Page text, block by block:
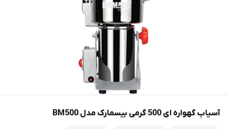
آسیاب گهواره ای 500 گرمی بیسمارک مدل BM500